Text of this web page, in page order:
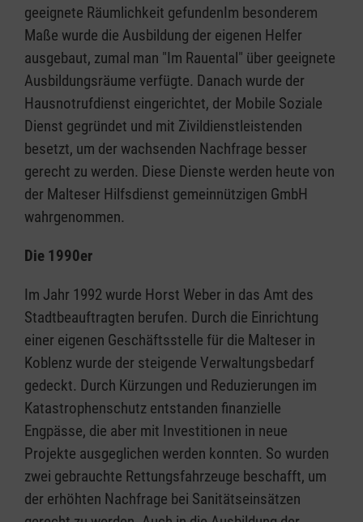
geeignete Räumlichkeit gefundenIm besonderem
Maße wurde die Ausbildung der eigenen Helfer
ausgebaut, zumal man "Im Rauental" über geeignete
Ausbildungsräume verfügte. Danach wurde der
Hausnotrufdienst eingerichtet, der Mobile Soziale
Dienst gegründet und mit Zivildienstleistenden
besetzt, um der wachsenden Nachfrage besser
gerecht zu werden. Diese Dienste werden heute von
der Malteser Hilfsdienst gemeinnützigen GmbH
wahrgenommen.
Die 1990er
Im Jahr 1992 wurde Horst Weber in das Amt des
Stadtbeauftragten berufen. Durch die Einrichtung
einer eigenen Geschäftsstelle für die Malteser in
Koblenz wurde der steigende Verwaltungsbedarf
gedeckt. Durch Kürzungen und Reduzierungen im
Katastrophenschutz entstanden finanzielle
Engpässe, die aber mit Investitionen in neue
Projekte ausgeglichen werden konnten. So wurden
zwei gebrauchte Rettungsfahrzeuge beschafft, um
der erhöhten Nachfrage bei Sanitätseinsätzen